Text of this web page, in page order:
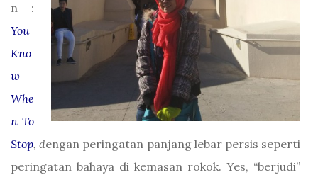
n :
You
Kno
w
Whe
n To
Stop, dengan peringatan panjang lebar persis seperti
peringatan bahaya di kemasan rokok. Yes, “berjudi”